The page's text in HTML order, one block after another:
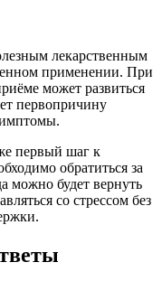
лекарственным
применении. При
может развиться
первопричину
первый шаг к
обратиться за
можно будет вернуть
со стрессом без